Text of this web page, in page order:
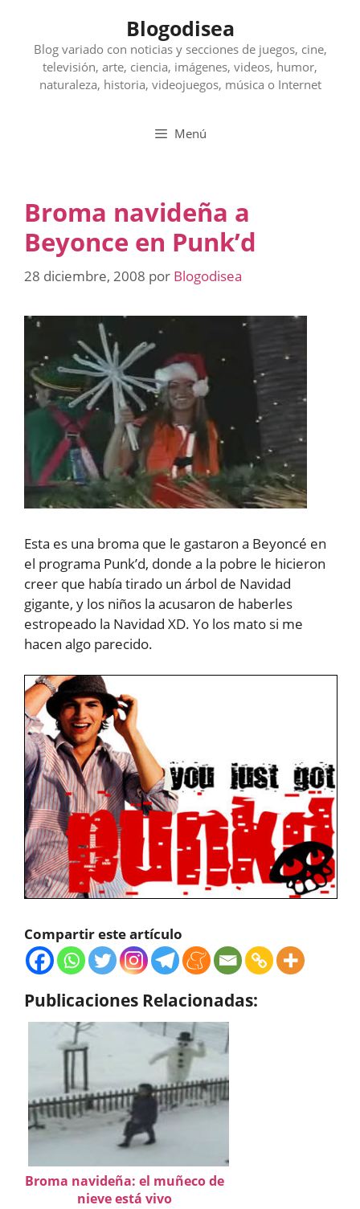
contenido
Blogodisea
Blog variado con noticias y secciones de juegos, cine,
televisión, arte, ciencia, imágenes, videos, humor,
naturaleza, historia, videojuegos, música o Internet
Menú
Broma navideña a
Beyonce en Punk’d
28 diciembre, 2008 por Blogodisea
Esta es una broma que le gastaron a Beyoncé en
el programa Punk’d, donde a la pobre le hicieron
creer que había tirado un árbol de Navidad
gigante, y los niños la acusaron de haberles
estropeado la Navidad XD. Yo los mato si me
hacen algo parecido.
Compartir este artículo
Publicaciones Relacionadas:
Broma navideña: el muñeco de
nieve está vivo